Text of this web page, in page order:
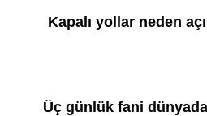
Kapalı yollar neden
Üç günlük fani